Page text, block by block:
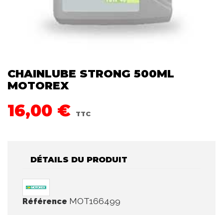
CHAINLUBE STRONG 500ML
MOTOREX
16,00 € TTC
DÉTAILS DU PRODUIT
Référence MOT166499